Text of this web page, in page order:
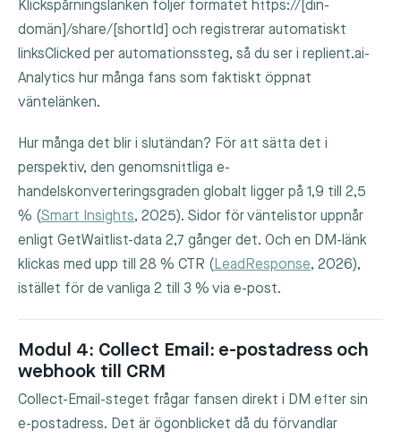
Klickspårningslänken följer formatet https://[din-
domän]/share/[shortId] och registrerar automatiskt
linksClicked per automationssteg, så du ser i replient.ai-
Analytics hur många fans som faktiskt öppnat
väntelänken.
Hur många det blir i slutändan? För att sätta det i
perspektiv, den genomsnittliga e-
handelskonverteringsgraden globalt ligger på 1,9 till 2,5
% (Smart Insights, 2025). Sidor för väntelistor uppnår
enligt GetWaitlist-data 2,7 gånger det. Och en DM-länk
klickas med upp till 28 % CTR (LeadResponse, 2026),
istället för de vanliga 2 till 3 % via e-post.
Modul 4: Collect Email: e-postadress och
webhook till CRM
Collect-Email-steget frågar fansen direkt i DM efter sin
e-postadress. Det är ögonblicket då du förvandlar